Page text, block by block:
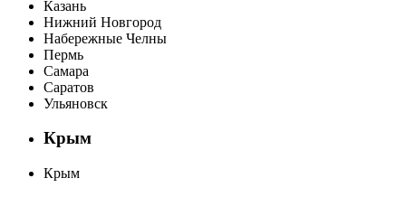
Казань
Нижний Новгород
Набережные Челны
Пермь
Самара
Саратов
Ульяновск
Крым
Крым